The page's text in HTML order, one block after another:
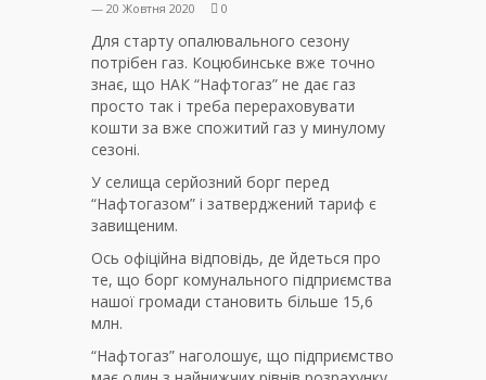
— 20 Жовтня 2020 0
Для старту опалювального сезону
потрібен газ. Коцюбинське вже точно
знає, що НАК “Нафтогаз” не дає газ
просто так і треба перераховувати
кошти за вже спожитий газ у минулому
сезоні.
У селища серйозний борг перед
“Нафтогазом” і затверджений тариф є
завищеним.
Ось офіційна відповідь, де йдеться про
те, що борг комунального підприємства
нашої громади становить більше 15,6
млн.
“Нафтогаз” наголошує, що підприємство